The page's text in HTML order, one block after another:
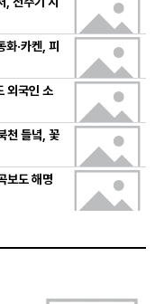
·카켄, 피
외국인 소
천 들녘, 꽃
보도 해명